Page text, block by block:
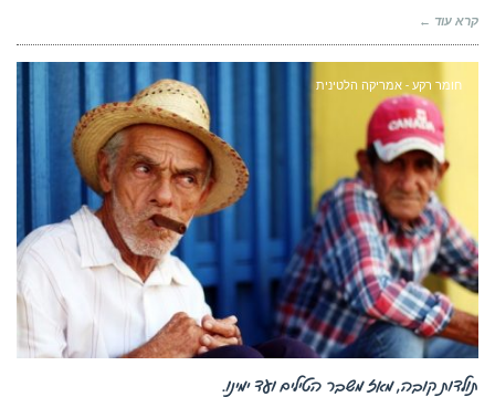
קרא עוד ←
חומר רקע - אמריקה הלטינית
תולדות קובה, מאז משבר הטילים ועד ימינו.